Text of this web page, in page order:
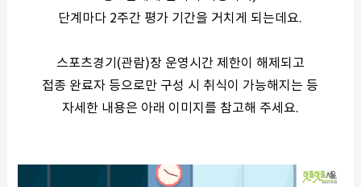
단계마다 2주간 평가 기간을 거치게 되는데요.
스포츠경기(관람)장 운영시간 제한이 해제되고
접종 완료자 등으로만 구성 시 취식이 가능해지는 등
자세한 내용은 아래 이미지를 참고해 주세요.